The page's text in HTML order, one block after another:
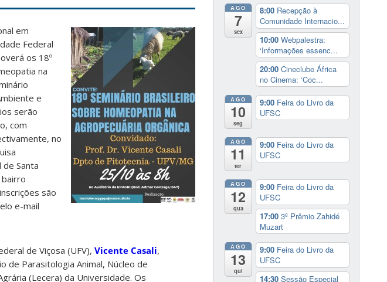
em
Federal
os 18º
na
e
serão
com
no
Santa
bairro
são
e-mail
de Viçosa (UFV), Vicente Casali,
de Parasitologia Animal, Núcleo de
(Lecera) da Universidade. Os
AGO
7
sex
8:00 Recepção à
Comunidade Internacio...
10:00 Webpalestra:
‘Informações essenc...
20:00 Cineclube África
no Cinema: ‘Coc...
AGO
10
seg
9:00 Feira do Livro da
UFSC
AGO
11
ter
9:00 Feira do Livro da
UFSC
AGO
12
qua
9:00 Feira do Livro da
UFSC
17:00 3º Prêmio Zahidé
Muzart
AGO
13
qui
9:00 Feira do Livro da
UFSC
14:30 Sessão Especial